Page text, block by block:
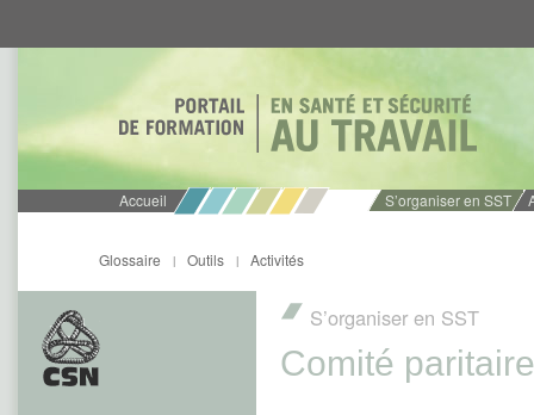
au
au
Accueil S’organiser en SST
Activités
Outils |
Glossaire |
S’organiser en SST
Comité